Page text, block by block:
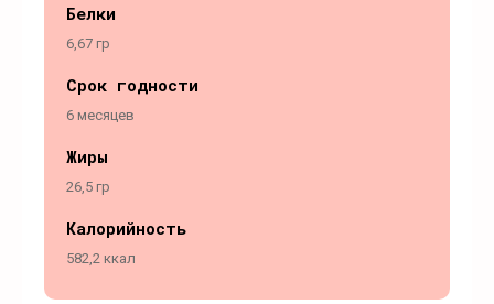
Белки
6,67 гр
Срок годности
6 месяцев
Жиры
26,5 гр
Калорийность
582,2 ккал